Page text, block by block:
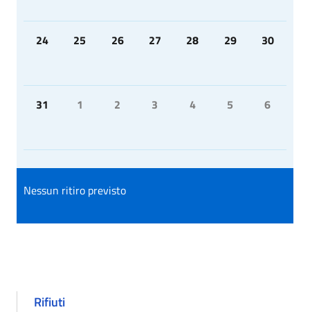
24 25 26 27 28 29 30
31 1 2 3 4 5 6
Nessun ritiro previsto
Rifiuti